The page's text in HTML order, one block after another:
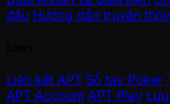
đấu Hướng dẫn truyền
Liên kết APT Sổ tay Poker
APT Account APT Play